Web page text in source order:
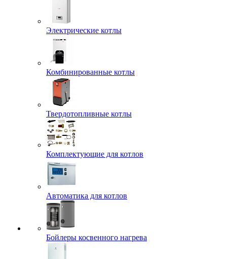
Электрические котлы
Комбинированные котлы
Твердотопливные котлы
Комплектующие для котлов
Автоматика для котлов
Бойлеры косвенного нагрева